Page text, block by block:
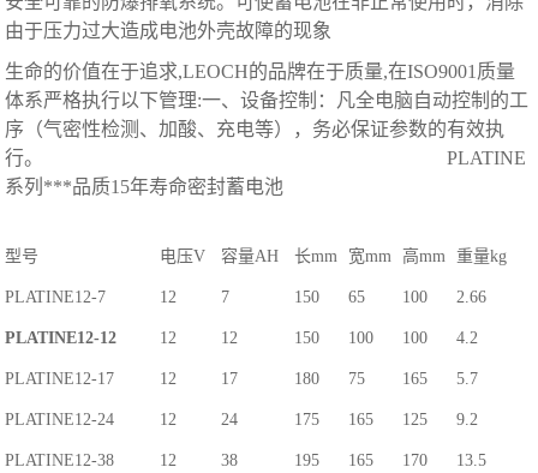
由于压力过大造成电池外壳故障的现象
生命的价值在于追求,LEOCH的品牌在于质量,在ISO9001质量
体系严格执行以下管理:一、设备控制：凡全电脑自动控制的工
序（气密性检测、加酸、充电等），务必保证参数的有效执
行。 PLATINE
系列***品质15年寿命密封蓄电池
型号 电压V 容量AH 长mm 宽mm 高mm 重量kg
PLATINE12-7 12 7 150 65 100 2.66
PLATINE12-12 12 12 150 100 100 4.2
PLATINE12-17 12 17 180 75 165 5.7
PLATINE12-24 12 24 175 165 125 9.2
PLATINE12-38 12 38 195 165 170 13.5